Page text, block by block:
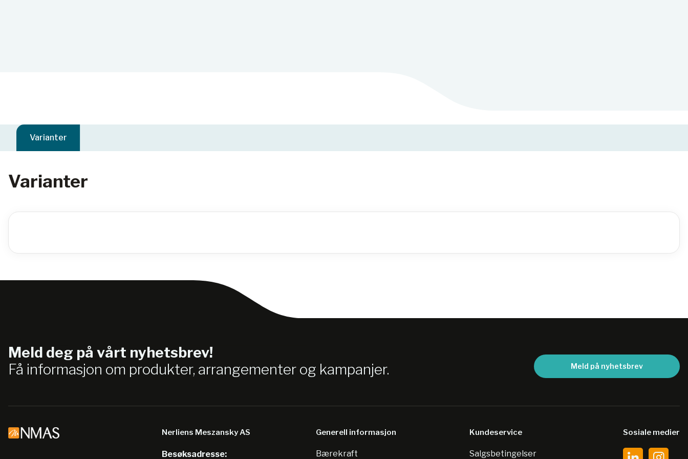
Varianter
Varianter
Meld deg på vårt nyhetsbrev!
Få informasjon om produkter, arrangementer og kampanjer.
Meld på nyhetsbrev
Nerliens Meszansky AS
Besøksadresse:
Generell informasjon
Bærekraft
Kundeservice
Salgsbetingelser
Sosiale medier